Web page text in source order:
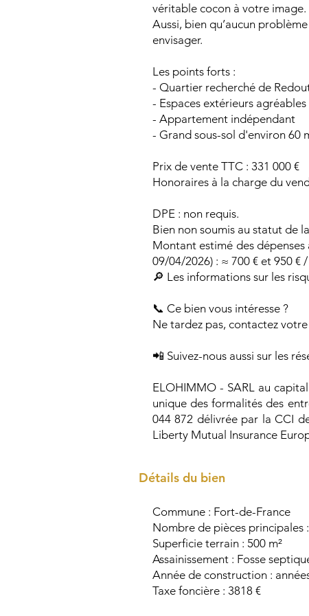
véritable cocon à votre image.
Aussi, bien qu’aucun
envisager.
Les points forts :
- Quartier recherché de
- Espaces extérieurs
- Appartement indépendant
- Grand sous-sol d'environ 60
Prix de vente TTC : 331 000 €
Honoraires à la charge du
DPE : non requis.
Bien non soumis au statut de
Montant estimé des
09/04/2026) : ≈ 700 € et 950 € /
🔎 Les informations sur les
📞 Ce bien vous intéresse ?
Ne tardez pas, contactez
📲 Suivez-nous aussi sur les
ELOHIMMO - SARL au
unique des formalités des
044 872 délivrée par la CCI
Liberty Mutual Insurance
Détails
Commune : Fort-de-France
Nombre de pièces principales
Superficie terrain : 500 m²
Assainissement : Fosse
Année de construction :
Taxe foncière : 3818 €